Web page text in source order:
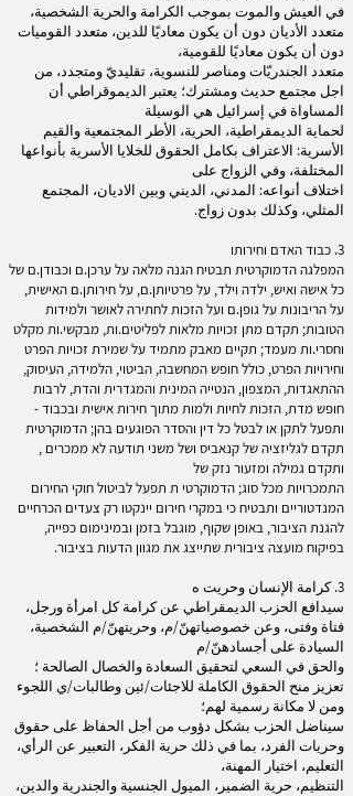
في العيش والموت بموجب الكرامة والحرية الشخصية،
متعدد الأديان دون أن يكون معاديًا للدين، متعدد القوميات
دون أن يكون معاديًا للقومية،
متعدد الجندريّات ومناصر للنسوية، تقليديّ ومتجدد، من
اجل مجتمع حديث ومشترك؛ يعتبر الديموقراطي أن
المساواة في إسرائيل هي الوسيلة
لحماية الديمقراطية، الحرية، الأطر المجتمعية والقيم
الأسرية: الاعتراف بكامل الحقوق للخلايا الأسرية بأنواعها
المختلفة، وفي الزواج على
اختلاف أنواعه: المدني، الديني وبين الاديان، المجتمع
المثلي، وكذلك بدون زواج.
3. כבוד האדם וחירותו
המפלגה הדמוקרטית תבטיח הגנה מלאה על ערכן.ם וכבודן.ם של
כל אישה ואיש, ילדה וילד, על פרטיותן.ם, על חירותן.ם האישית,
על הריבונות על גופן.ם ועל הזכות לחתירה לאושר ולמידות
הטובות; תקדם מתן זכויות מלאות לפליטים.ות, מבקשי.ות מקלט
וחסרי.ות מעמד; תקיים מאבק מתמיד על שמירת זכויות הפרט
וחירויות הפרט, כולל חופש המחשבה, הביטוי, הלמידה, העיסוק,
ההתאגדות, המצפון, הנטייה המינית והמגדרית והדת, לרבות
חופש מדת, הזכות לחיות ולמות מתוך חירות אישית ובכבוד -
ותפעל לתקן או לבטל כל דין והסדר הפוגעים בהן; הדמוקרטית
תקדם לגליזציה של קנאביס ושל משני תודעה לא ממכרים ,
ותקדם גמילה ומזעור נזק של
התמכרויות מכל סוג; הדמוקרטי ת תפעל לביטול חוקי החירום
המנדטוריים ותבטיח כי במקרי חירום יינקטו רק צעדים הכרחיים
להגנת הציבור, באופן שקוף, מוגבל בזמן ובמינימום כפייה,
בפיקוח מועצה ציבורית שתייצג את מגוון הדעות בציבור.
3. كرامة الإنسان وحريت ه
سيدافع الحزب الديمقراطي عن كرامة كل امرأة ورجل،
فتاة وفتى، وعن خصوصياتهنّ/م، وحريتهنّ/م الشخصية،
السيادة على أجسادهنّ/م
والحق في السعي لتحقيق السعادة والخصال الصالحة ؛
تعزيز منح الحقوق الكاملة للاجئات/ئين وطالبات/ي اللجوء
ومن لا مكانة رسمية لهم؛
سيناضل الحزب بشكل دؤوب من أجل الحفاظ على حقوق
وحريات الفرد، بما في ذلك حرية الفكر، التعبير عن الرأي،
التعليم، اختيار المهنة،
التنظيم، حرية الضمير، الميول الجنسية والجندرية والدين،